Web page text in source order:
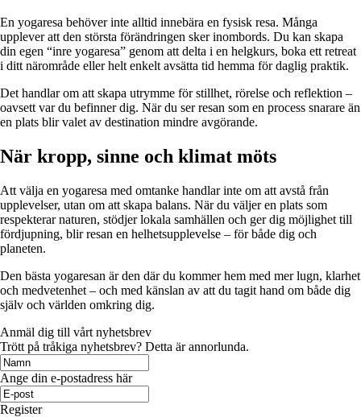
En yogaresa behöver inte alltid innebära en fysisk resa. Många
upplever att den största förändringen sker inombords. Du kan skapa
din egen “inre yogaresa” genom att delta i en helgkurs, boka ett retreat
i ditt närområde eller helt enkelt avsätta tid hemma för daglig praktik.
Det handlar om att skapa utrymme för stillhet, rörelse och reflektion –
oavsett var du befinner dig. När du ser resan som en process snarare än
en plats blir valet av destination mindre avgörande.
När kropp, sinne och klimat möts
Att välja en yogaresa med omtanke handlar inte om att avstå från
upplevelser, utan om att skapa balans. När du väljer en plats som
respekterar naturen, stödjer lokala samhällen och ger dig möjlighet till
fördjupning, blir resan en helhetsupplevelse – för både dig och
planeten.
Den bästa yogaresan är den där du kommer hem med mer lugn, klarhet
och medvetenhet – och med känslan av att du tagit hand om både dig
själv och världen omkring dig.
Anmäl dig till vårt nyhetsbrev
Trött på tråkiga nyhetsbrev? Detta är annorlunda.
Ange din e-postadress här
Register